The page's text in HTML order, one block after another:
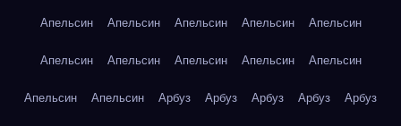
Апельсин Апельсин Апельсин Апельсин Апельсин
Апельсин Апельсин Апельсин Апельсин Апельсин
Апельсин Апельсин Арбуз Арбуз Арбуз Арбуз Арбуз